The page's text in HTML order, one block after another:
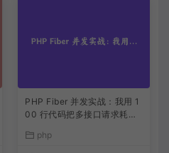
PHP Fiber 并发实战：我用 1
00 行代码把多接口请求耗时
php